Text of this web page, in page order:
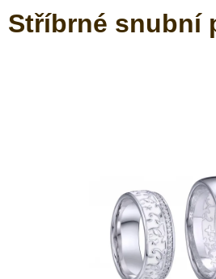
Stříbrné snubní